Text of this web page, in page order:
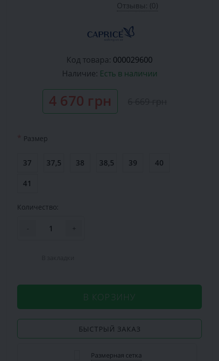
Отзывы: (0)
Код товара: 000029600
Наличие: Есть в наличии
4 670 грн
* Размер
37 37,5 38 38,5 39 40
41
Количество:
- +
В КОРЗИНУ
БЫСТРЫЙ ЗАКАЗ
Размерная сетка